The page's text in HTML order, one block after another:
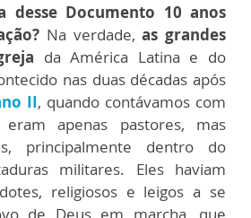
desse Documento 10 anos
Na verdade,as grandes
da América Latina e do
nas duas décadas após
II, quando contávamos com
apenas pastores, mas
principalmente dentro do
militares. Eles haviam
religiosos e leigos a se
de Deus em marcha, que